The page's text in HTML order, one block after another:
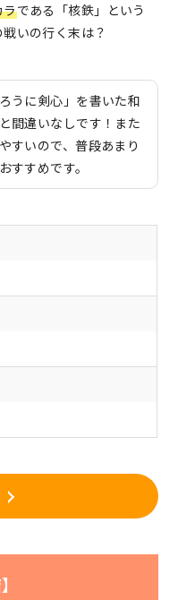
ラである「核鉄」という
いの行く末は？
うに剣心」を書いた和
間違いなしです！また
すいので、普段あまり
すすめです。